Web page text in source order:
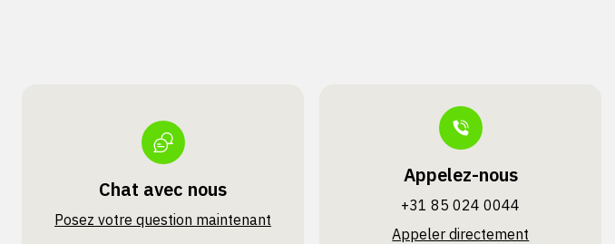
Chat avec nous
Posez votre question maintenant
Appelez-nous
+31 85 024 0044
Appeler directement